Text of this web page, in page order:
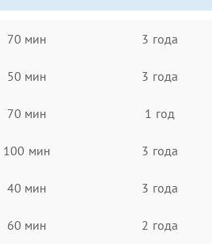
70 мин 3 года
50 мин 3 года
70 мин 1 год
100 мин 3 года
40 мин 3 года
60 мин 2 года